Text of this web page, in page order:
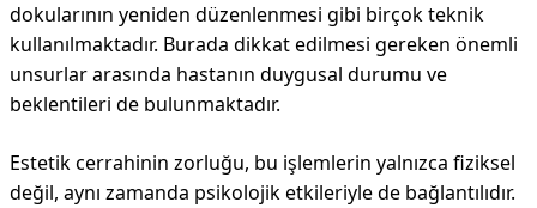
dokularının yeniden düzenlenmesi gibi birçok teknik
kullanılmaktadır. Burada dikkat edilmesi gereken önemli
unsurlar arasında hastanın duygusal durumu ve
beklentileri de bulunmaktadır.
Estetik cerrahinin zorluğu, bu işlemlerin yalnızca fiziksel
değil, aynı zamanda psikolojik etkileriyle de bağlantılıdır.